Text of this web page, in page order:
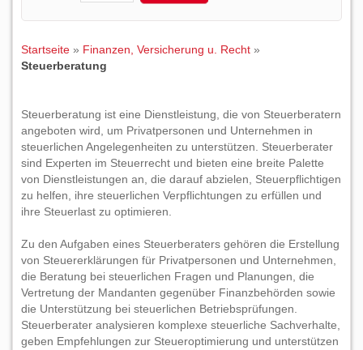
Startseite » Finanzen, Versicherung u. Recht »
Steuerberatung
Steuerberatung ist eine Dienstleistung, die von Steuerberatern
angeboten wird, um Privatpersonen und Unternehmen in
steuerlichen Angelegenheiten zu unterstützen. Steuerberater
sind Experten im Steuerrecht und bieten eine breite Palette
von Dienstleistungen an, die darauf abzielen, Steuerpflichtigen
zu helfen, ihre steuerlichen Verpflichtungen zu erfüllen und
ihre Steuerlast zu optimieren.
Zu den Aufgaben eines Steuerberaters gehören die Erstellung
von Steuererklärungen für Privatpersonen und Unternehmen,
die Beratung bei steuerlichen Fragen und Planungen, die
Vertretung der Mandanten gegenüber Finanzbehörden sowie
die Unterstützung bei steuerlichen Betriebsprüfungen.
Steuerberater analysieren komplexe steuerliche Sachverhalte,
geben Empfehlungen zur Steueroptimierung und unterstützen